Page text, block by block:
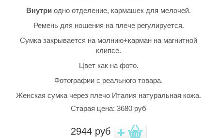
Внутри одно отделение, кармашек для мелочей.
Ремень для ношения на плече регулируется.
Сумка закрывается на молнию+карман на магнитной
клипсе.
Цвет как на фото.
Фотографии с реального товара.
Женская сумка через плечо Италия натуральная кожа.
Старая цена: 3680 руб
2944руб